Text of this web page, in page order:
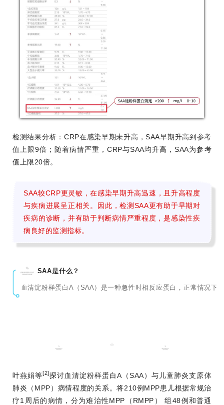
检测结果分析：CRP在感染早期未升高，SAA早期升高到参考
值上限9倍；随着病情严重，CRP与SAA均升高，SAA为参考
值上限20倍。
SAA较CRP更灵敏，在感染早期升高迅速，且升高程度
与疾病进展呈正相关。因此，检测SAA更有助于早期对
疾病的诊断，并有助于判断病情严重程度，是感染性疾
病良好的监测指标。
SAA是什么？
血清淀粉样蛋白A（SAA）是一种急性时相反应蛋白，正常情况
叶燕娟等[2]探讨血清淀粉样蛋白A（SAA）与儿童肺炎支原体
肺炎（MPP）病情程度的关系。将210例MPP患儿根据常规治
疗1周后的病情，分为难治性MPP（RMPP） 组48例和普通